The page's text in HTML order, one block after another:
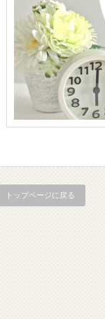
トップページに戻る